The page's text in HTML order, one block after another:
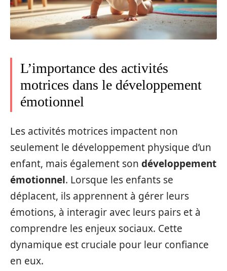
L’importance des activités
motrices dans le développement
émotionnel
Les activités motrices impactent non
seulement le développement physique d’un
enfant, mais également son développement
émotionnel. Lorsque les enfants se
déplacent, ils apprennent à gérer leurs
émotions, à interagir avec leurs pairs et à
comprendre les enjeux sociaux. Cette
dynamique est cruciale pour leur confiance
en eux.